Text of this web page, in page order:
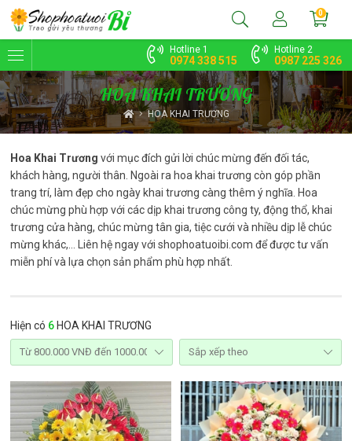
Hotline 1
0974 338 515
Hotline 2
0987 225 326
0
HOA KHAI TRƯƠNG
HOA KHAI TRƯƠNG
Hoa Khai Trương với mục đích gửi lời chúc mừng đến đối tác,
khách hàng, người thân. Ngoài ra hoa khai trương còn góp phần
trang trí, làm đẹp cho ngày khai trương càng thêm ý nghĩa. Hoa
chúc mừng phù hợp với các dịp khai trương công ty, động thổ, khai
trương cửa hàng, chúc mừng tân gia, tiệc cưới và nhiều dịp lễ chúc
mừng khác,... Liên hệ ngay với shophoatuoibi.com để được tư vấn
miễn phí và lựa chọn sản phẩm phù hợp nhất.
Hiện có 6 HOA KHAI TRƯƠNG